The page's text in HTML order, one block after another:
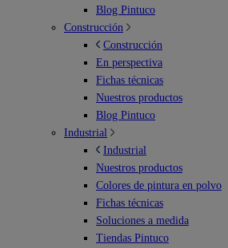
Blog Pintuco
Construcción
Construcción
En perspectiva
Fichas técnicas
Nuestros productos
Blog Pintuco
Industrial
Industrial
Nuestros productos
Colores de pintura en polvo
Fichas técnicas
Soluciones a medida
Tiendas Pintuco